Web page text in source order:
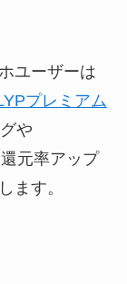
ユーザーは
プレミアム
や
元率アップ
ます。